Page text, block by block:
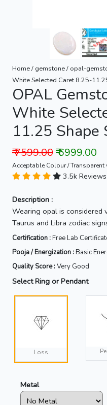
Home / gemstone / opal-
White Selected Caret 8.25-
OPAL
White
11.25 Shape
₹ 7599.00₹ 6999.00
Acceptable Colour /
3.5k Reviews
Description :
Wearing opal is considered
Taurus and Libra zodiac
Certification :Free Lab
Pooja / Energization :Basic
Quality Score :Very Good
Select Ring or Pendant
Loss
Metal